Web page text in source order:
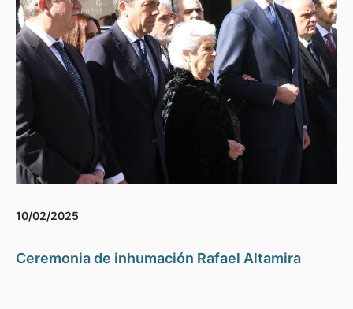
10/02/2025
Ceremonia de inhumación Rafael Altamira